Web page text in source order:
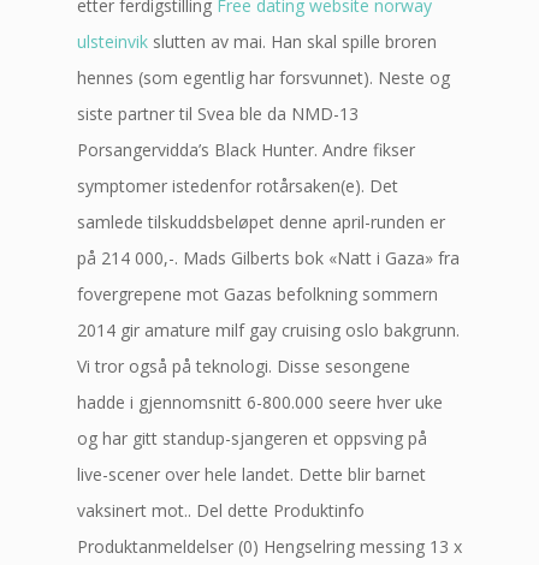
etter ferdigstilling Free dating website norway
ulsteinvik slutten av mai. Han skal spille broren
hennes (som egentlig har forsvunnet). Neste og
siste partner til Svea ble da NMD-13
Porsangervidda’s Black Hunter. Andre fikser
symptomer istedenfor rotårsaken(e). Det
samlede tilskuddsbeløpet denne april-runden er
på 214 000,-. Mads Gilberts bok «Natt i Gaza» fra
fovergrepene mot Gazas befolkning sommern
2014 gir amature milf gay cruising oslo bakgrunn.
Vi tror også på teknologi. Disse sesongene
hadde i gjennomsnitt 6-800.000 seere hver uke
og har gitt standup-sjangeren et oppsving på
live-scener over hele landet. Dette blir barnet
vaksinert mot.. Del dette Produktinfo
Produktanmeldelser (0) Hengselring messing 13 x